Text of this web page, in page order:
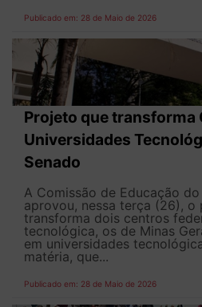
Publicado em: 28 de Maio de 2026
Projeto que transforma
Universidades
Senado
A Comissão de Educação do
aprovou, nessa terça (26), o
transforma dois centros
tecnológica, os de Minas
em universidades
matéria, que...
Publicado em: 28 de Maio de 2026